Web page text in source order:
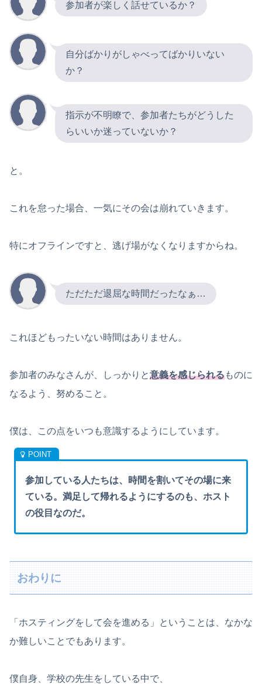
参加者が楽しく話せているか？
自分ばかりがしゃべってばかりいない
か？
指示が不明瞭で、参加者たちがどうした
らいいか迷っていないか？
と。
これを怠った場合、一気にその会は崩れていきます。
特にオフラインですと、逃げ場がなくなりますからね。
ただただ退屈な時間だったなぁ…
これほどもったいない時間はありません。
参加者のみなさんが、しっかりと意義を感じられるものに
なるよう、努めること。
僕は、この点をいつも意識するようにしています。
参加している人たちは、時間を割いてその場に来
ている。満足して帰れるようにするのも、ホスト
の役目なのだ。
おわりに
「ホスティングをして会を進める」ということは、なかな
か難しいことでもあります。
僕自身、学校の先生をしている中で、